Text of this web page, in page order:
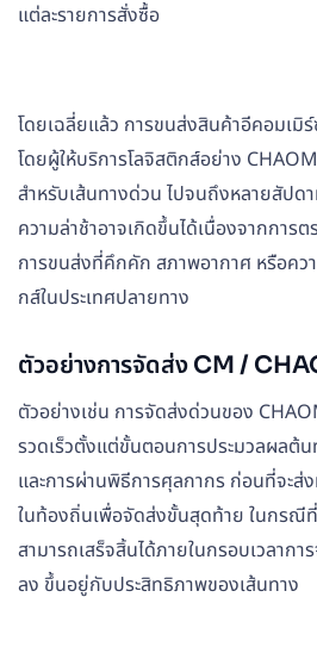
แต่ละรายการสั่งซื้อ
โดยเฉลี่ยแล้ว การขนส่งสินค้าอีคอมเ
โดยผู้ให้บริการโลจิสติกส์อย่าง
สำหรับเส้นทางด่วน ไปจนถึงหลายสัปด
ความล่าช้าอาจเกิดขึ้นได้เนื่องจากการ
การขนส่งที่คึกคัก สภาพอากาศ หรือคว
กส์ในประเทศปลายทาง
ตัวอย่างการจัดส่ง CM /
ตัวอย่างเช่น การจัดส่งด่วนของ
รวดเร็วตั้งแต่ขั้นตอนการประมวลผลต้
และการผ่านพิธีการศุลกากร ก่อนที่จะส่
ในท้องถิ่นเพื่อจัดส่งขั้นสุดท้าย ในกรณี
สามารถเสร็จสิ้นได้ภายในกรอบเวลากา
ลง ขึ้นอยู่กับประสิทธิภาพของเส้นทาง